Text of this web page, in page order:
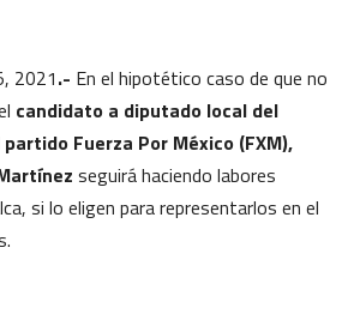
2021.- En el hipotético caso de que no
candidato a diputado local del
Fuerza Por México (FXM),
seguirá haciendo labores
si lo eligen para representarlos en el